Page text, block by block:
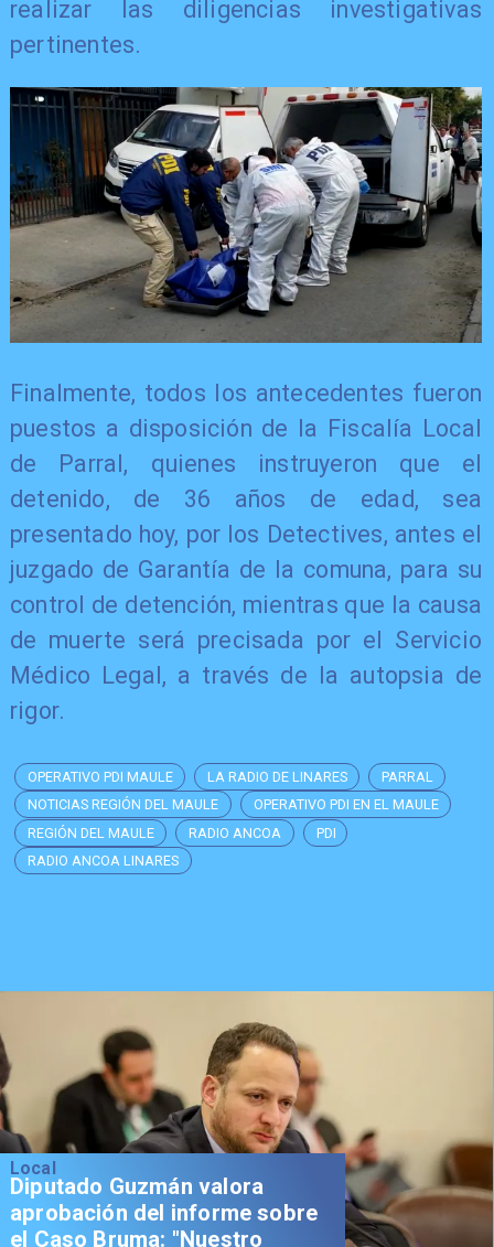
realizar las diligencias investigativas
pertinentes.
Finalmente, todos los antecedentes fueron
puestos a disposición de la Fiscalía Local
de Parral, quienes instruyeron que el
detenido, de 36 años de edad, sea
presentado hoy, por los Detectives, antes el
juzgado de Garantía de la comuna, para su
control de detención, mientras que la causa
de muerte será precisada por el Servicio
Médico Legal, a través de la autopsia de
rigor.
OPERATIVO PDI MAULE LA RADIO DE LINARES
PARRAL
NOTICIAS REGIÓN DEL MAULE
OPERATIVO PDI EN EL MAULE
REGIÓN DEL MAULE
RADIO ANCOA
PDI
RADIO ANCOA LINARES
Local
Diputado Guzmán valora
aprobación del informe sobre
el Caso Bruma: "Nuestro